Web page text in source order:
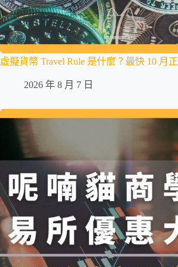
虛擬貨幣 Travel Rule 是什麼？最快 10 月
2026 年 8 月 7 日